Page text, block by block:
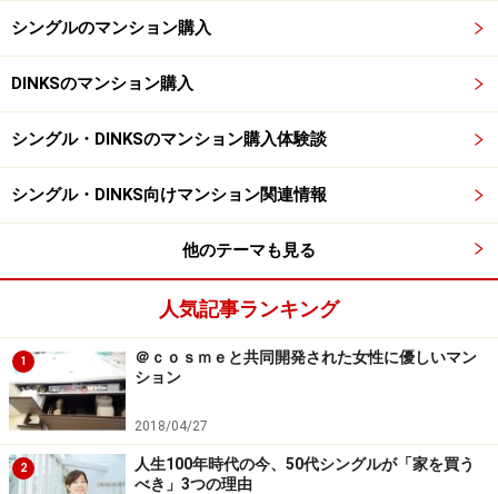
シングルのマンション購入
DINKSのマンション購入
シングル・DINKSのマンション購入体験談
シングル・DINKS向けマンション関連情報
他のテーマも見る
人気記事ランキング
1
＠ｃｏｓｍｅと共同開発された女性に優しいマン
ション
2018/04/27
2
人生100年時代の今、50代シングルが「家を買う
べき」3つの理由